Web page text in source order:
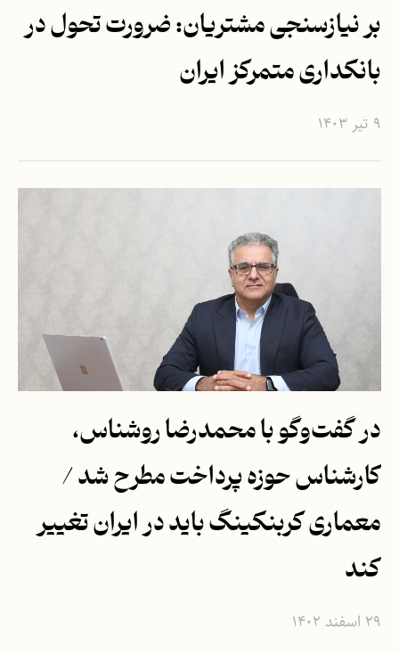
بر نیازسنجی مشتریان: ضرورت تحول در
بانکداری متمرکز ایران
۹ تیر ۱۴۰۳
در گفت‌وگو با محمدرضا روشناس،
کارشناس حوزه پرداخت مطرح شد /
معماری کربنکینگ باید در ایران تغییر
کند
۲۹ اسفند ۱۴۰۲